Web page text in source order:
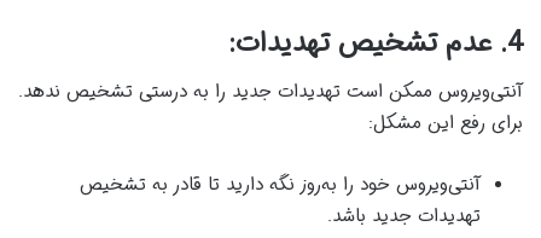
4. عدم تشخیص تهدیدات:
آنتی‌ویروس ممکن است تهدیدات جدید را به درستی تشخیص ندهد.
برای رفع این مشکل:
آنتی‌ویروس خود را به‌روز نگه دارید تا قادر به تشخیص
تهدیدات جدید باشد.